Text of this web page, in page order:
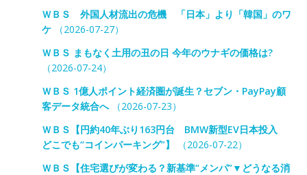
ＷＢＳ 外国人材流出の危機 「日本」より「韓国」のワ
ケ（2026-07-27）
ＷＢＳ まもなく土用の丑の日 今年のウナギの価格は?
（2026-07-24）
ＷＢＳ 1億人ポイント経済圏が誕生？セブン・PayPay顧
客データ統合へ（2026-07-23）
ＷＢＳ【円約40年ぶり163円台 BMW新型EV日本投入
どこでも“コインパーキング”】
（2026-07-22）
ＷＢＳ【住宅選びが変わる？新基準“メンパ”▼どうなる消